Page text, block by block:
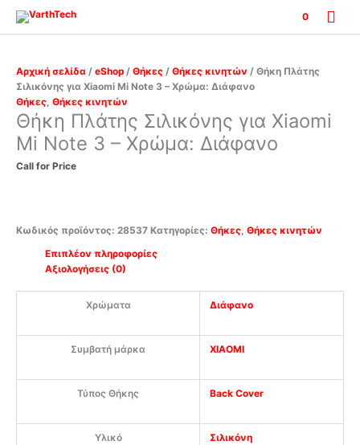
στο
περιεχόμενο
0
Αρχική σελίδα / eShop / Θήκες / Θήκες κινητών / Θήκη Πλάτης
Σιλικόνης για Xiaomi Mi Note 3 – Χρώμα: Διάφανο
Θήκες, Θήκες κινητών
Θήκη Πλάτης Σιλικόνης για Xiaomi
Mi Note 3 – Χρώμα: Διάφανο
Call for Price
Κωδικός προϊόντος: 28537 Κατηγορίες: Θήκες Θήκες κινητών
Επιπλέον πληροφορίες
Αξιολογήσεις (0)
Χρώματα Διάφανο
Συμβατή μάρκα XIAOMI
Τύπος Θήκης Back Cover
Υλικό Σιλικόνη